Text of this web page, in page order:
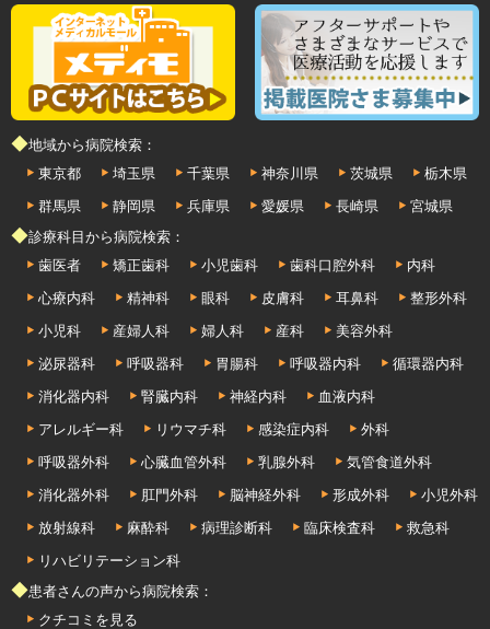
◆地域から病院検索：
東京都
埼玉県 千葉県 神奈川県 茨城県
栃木県
群馬県
静岡県 兵庫県 愛媛県 長崎県
宮城県
◆診療科目から病院検索：
歯医者
矯正歯科 小児歯科 歯科口腔外科
内科
心療内科
精神科 眼科 皮膚科 耳鼻科
整形外科
小児科
産婦人科 婦人科 産科
美容外科
泌尿器科
呼吸器科 胃腸科 呼吸器内科
循環器内科
消化器内科
腎臓内科 神経内科
血液内科
アレルギー科
リウマチ科 感染症内科
外科
呼吸器外科
心臓血管外科 乳腺外科
気管食道外科
消化器外科
肛門外科 脳神経外科 形成外科
小児外科
放射線科
麻酔科 病理診断科 臨床検査科
救急科
リハビリテーション科
◆患者さんの声から病院検索：
クチコミを見る